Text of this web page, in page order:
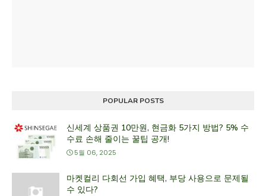
POPULAR POSTS
신세계 상품권 10만원, 현금화 5가지 방법? 5% 수
수료 손해 줄이는 꿀팁 공개!
5월 06, 2025
마켓컬리 다회선 가입 혜택, 부당 사용으로 문제될
수 있다?